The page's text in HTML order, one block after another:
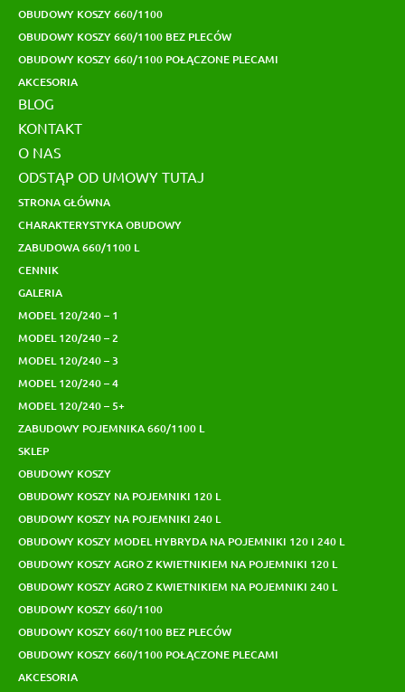
OBUDOWY KOSZY 660/1100
OBUDOWY KOSZY 660/1100 BEZ PLECÓW
OBUDOWY KOSZY 660/1100 POŁĄCZONE PLECAMI
AKCESORIA
BLOG
KONTAKT
O NAS
ODSTĄP OD UMOWY TUTAJ
STRONA GŁÓWNA
CHARAKTERYSTYKA OBUDOWY
ZABUDOWA 660/1100 L
CENNIK
GALERIA
MODEL 120/240 – 1
MODEL 120/240 – 2
MODEL 120/240 – 3
MODEL 120/240 – 4
MODEL 120/240 – 5+
ZABUDOWY POJEMNIKA 660/1100 L
SKLEP
OBUDOWY KOSZY
OBUDOWY KOSZY NA POJEMNIKI 120 L
OBUDOWY KOSZY NA POJEMNIKI 240 L
OBUDOWY KOSZY MODEL HYBRYDA NA POJEMNIKI 120 I 240 L
OBUDOWY KOSZY AGRO Z KWIETNIKIEM NA POJEMNIKI 120 L
OBUDOWY KOSZY AGRO Z KWIETNIKIEM NA POJEMNIKI 240 L
OBUDOWY KOSZY 660/1100
OBUDOWY KOSZY 660/1100 BEZ PLECÓW
OBUDOWY KOSZY 660/1100 POŁĄCZONE PLECAMI
AKCESORIA